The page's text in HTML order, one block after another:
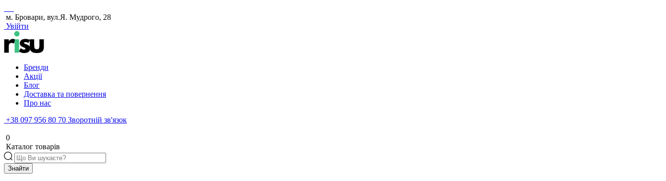
м. Бровари, вул.Я. Мудрого, 28
Увійти
Бренди
Акції
Блог
Доставка та повернення
Про нас
+38 097 956 80 70 Зворотній зв'язок
0
Каталог товарів
Знайти